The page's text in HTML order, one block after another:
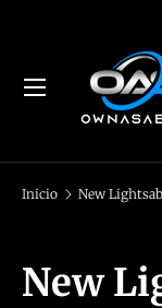
Buscar
Tipo de producto
Menú
Inicio New
New